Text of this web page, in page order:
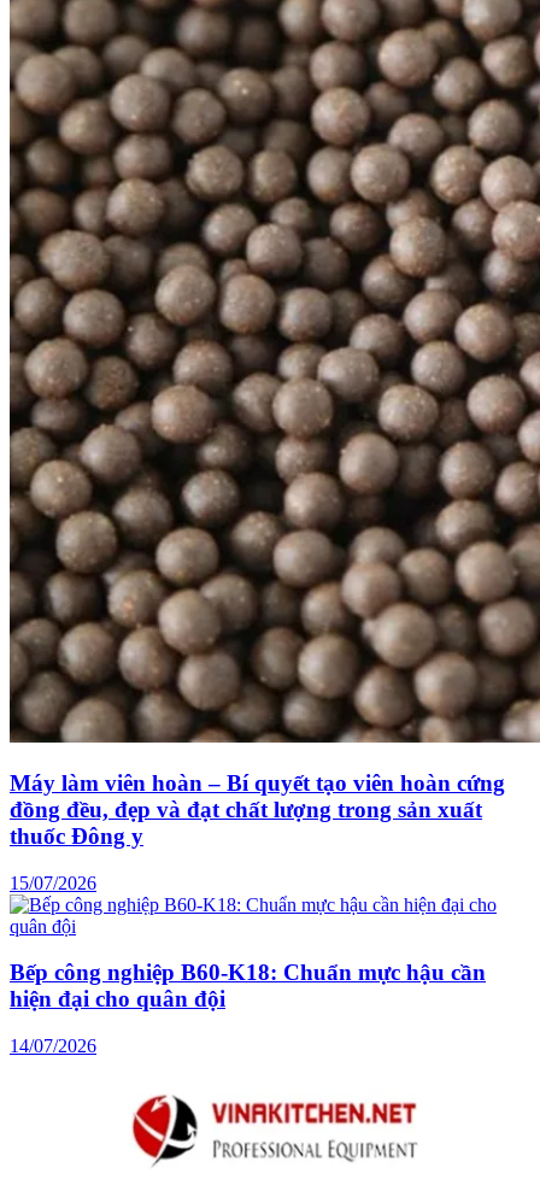
Máy làm viên hoàn – Bí quyết tạo viên hoàn cứng
đồng đều, đẹp và đạt chất lượng trong sản xuất
thuốc Đông y
15/07/2026
Bếp công nghiệp B60-K18: Chuẩn mực hậu cần
hiện đại cho quân đội
14/07/2026